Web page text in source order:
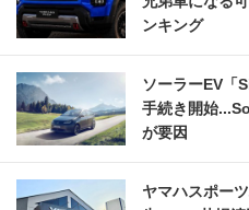
ンキング
ソーラーEV「
手続き開始
が要因
ヤマハスポー